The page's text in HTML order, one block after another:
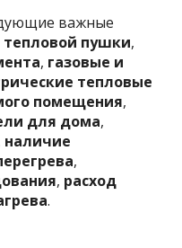
важные
пушки,
, газовые и
тепловые
помещения,
для дома,
наличие
,
, расход
.